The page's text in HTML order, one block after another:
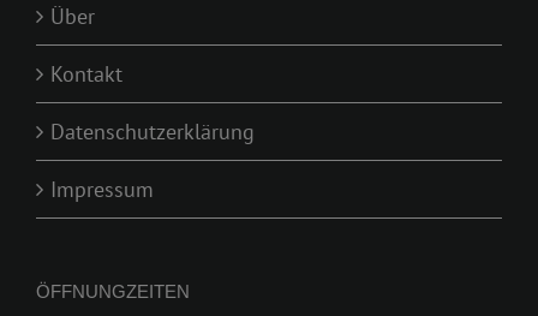
Über
Kontakt
Datenschutzerklärung
Impressum
ÖFFNUNGZEITEN